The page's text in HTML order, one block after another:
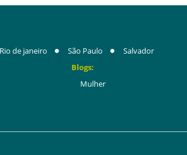
Rio de janeiro São Paulo
Salvador
Blogs:
Mulher